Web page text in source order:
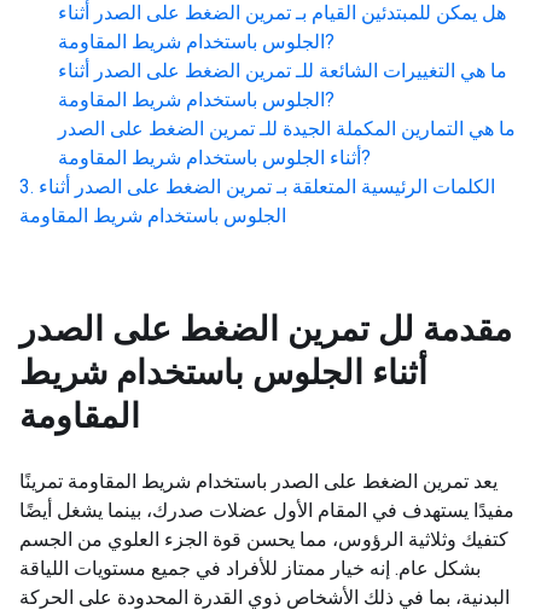
هل يمكن للمبتدئين القيام بـ تمرين الضغط على الصدر أثناء
الجلوس باستخدام شريط المقاومة?
ما هي التغييرات الشائعة للـ تمرين الضغط على الصدر أثناء
الجلوس باستخدام شريط المقاومة?
ما هي التمارين المكملة الجيدة للـ تمرين الضغط على الصدر
أثناء الجلوس باستخدام شريط المقاومة?
الكلمات الرئيسية المتعلقة بـ تمرين الضغط على الصدر أثناء
الجلوس باستخدام شريط المقاومة
مقدمة لل تمرين الضغط على الصدر
أثناء الجلوس باستخدام شريط
المقاومة
يعد تمرين الضغط على الصدر باستخدام شريط المقاومة تمرينًا
مفيدًا يستهدف في المقام الأول عضلات صدرك، بينما يشغل أيضًا
كتفيك وثلاثية الرؤوس، مما يحسن قوة الجزء العلوي من الجسم
بشكل عام. إنه خيار ممتاز للأفراد في جميع مستويات اللياقة
البدنية، بما في ذلك الأشخاص ذوي القدرة المحدودة على الحركة